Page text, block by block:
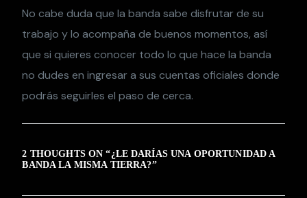
No cabe duda que la banda sabe disfrutar de su
trabajo y lo acompaña de buenos momentos, así
que si quieres conocer todo lo que hace la banda
no dudes en ingresar a sus cuentas oficiales donde
podrás seguirles el paso de cerca.
2 THOUGHTS ON “¿LE DARÍAS UNA OPORTUNIDAD A
BANDA LA MISMA TIERRA?”